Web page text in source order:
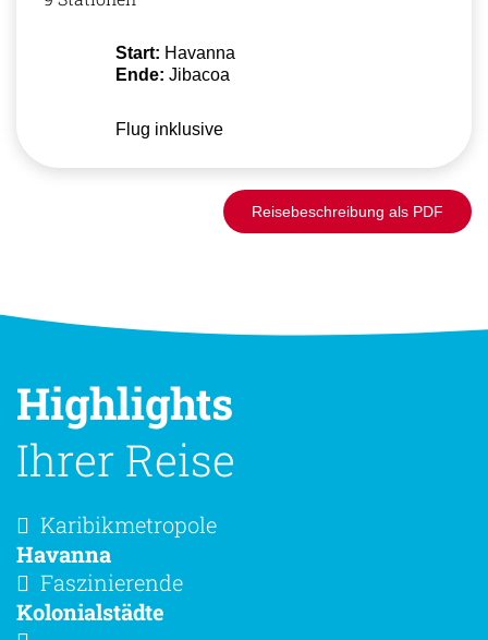
Start: Havanna
Ende: Jibacoa
Flug inklusive
Reisebeschreibung als PDF
Highlights
Ihrer Reise
Karibikmetropole
Havanna
Faszinierende
Kolonialstädte